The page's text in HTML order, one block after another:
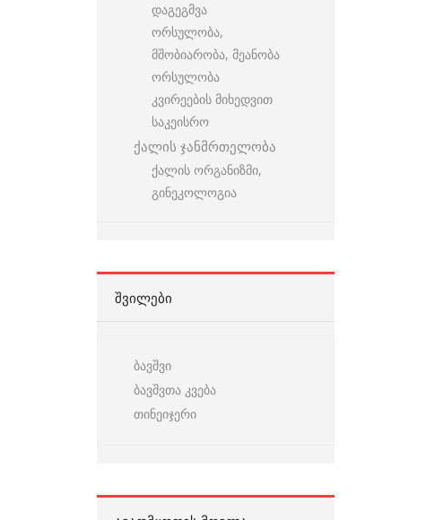
დაგეგმვა
ორსულობა,
მშობიარობა, მეანობა
ორსულობა
კვირეების მიხედვით
საკეისრო
ქალის ჯანმრთელობა
ქალის ორგანიზმი,
გინეკოლოგია
ᲨᲕᲘᲚᲔᲑᲘ
ბავშვი
ბავშვთა კვება
თინეიჯერი